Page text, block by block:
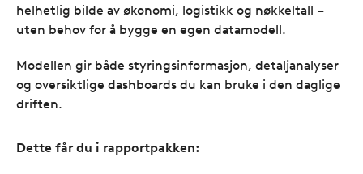
helhetlig bilde av økonomi, logistikk og nøkkeltall –
uten behov for å bygge en egen datamodell.
Modellen gir både styringsinformasjon, detaljanalyser
og oversiktlige dashboards du kan bruke i den daglige
driften.
Dette får du i rapportpakken: